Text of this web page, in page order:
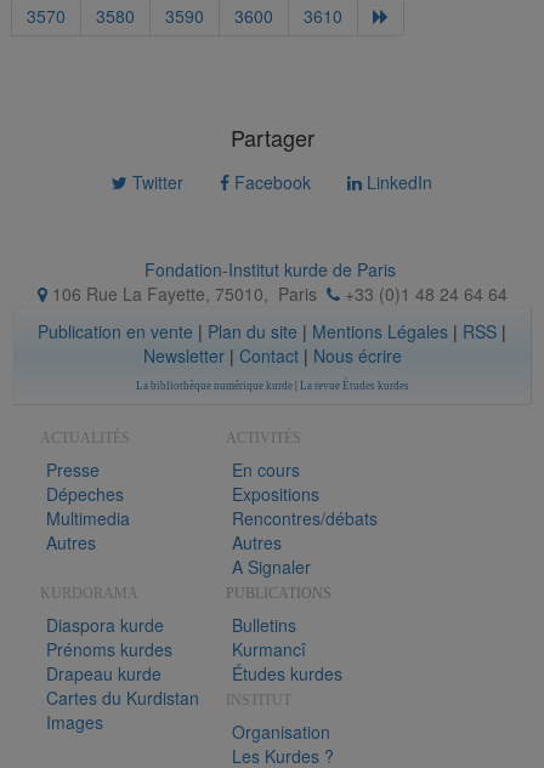
3570
3580 3590 3600 3610
Partager
Twitter Facebook LinkedIn
Fondation-Institut kurde de Paris
106 Rue La Fayette, 75010, Paris
+33 (0)1 48 24 64 64
Publication en vente | Plan du site | Mentions Légales | RSS |
Newsletter| Contact| Nous écrire
La bibliothèque numérique kurde| La revue Études kurdes
ACTUALITÉS
Presse
Dépeches
Multimedia
Autres
ACTIVITÉS
En cours
Expositions
Rencontres/débats
Autres
A Signaler
KURDORAMA
Diaspora kurde
Prénoms kurdes
Drapeau kurde
Cartes du Kurdistan
Images
PUBLICATIONS
Bulletins
Kurmancî
Études kurdes
INSTITUT
Organisation
Les Kurdes ?